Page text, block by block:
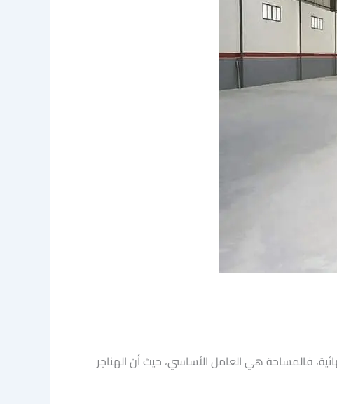
فالمساحة هي العامل الأساسي، حيث أن الهناجر